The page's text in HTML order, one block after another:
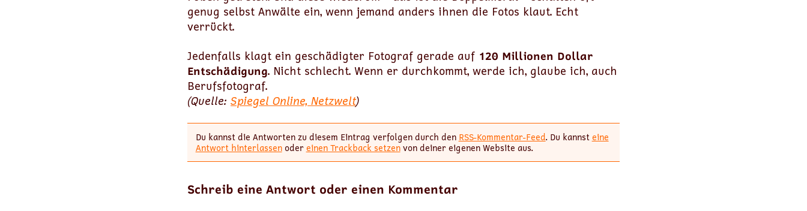
genug selbst Anwälte ein, wenn jemand anders ihnen die Fotos klaut. Echt
verrückt.
Jedenfalls klagt ein geschädigter Fotograf gerade auf 120 Millionen Dollar
Entschädigung. Nicht schlecht. Wenn er durchkommt, werde ich, glaube ich, auch
Berufsfotograf.
(Quelle: Spiegel Online, Netzwelt)
Du kannst die Antworten zu diesem Eintrag verfolgen durch den RSS-Kommentar-Feed. Du kannsteine
Antwort hinterlassenodereinen Trackback setzenvon deiner eigenen Website aus.
Schreib eine Antwort oder einen Kommentar